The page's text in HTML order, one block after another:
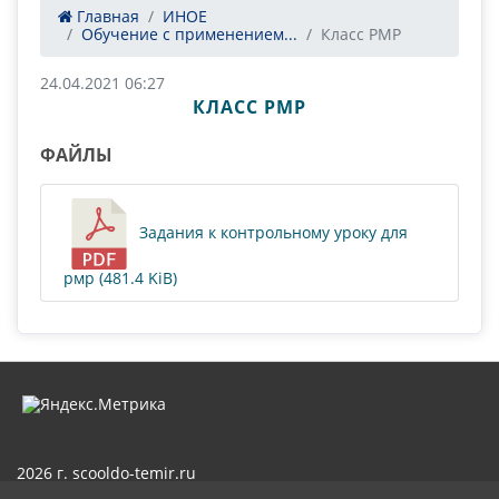
Главная
ИНОЕ
Oбучение с применением...
Класс РМР
24.04.2021 06:27
КЛАСС РМР
ФАЙЛЫ
Задания к контрольному уроку для
рмр (481.4 KiB)
2026 г. scooldo-temir.ru